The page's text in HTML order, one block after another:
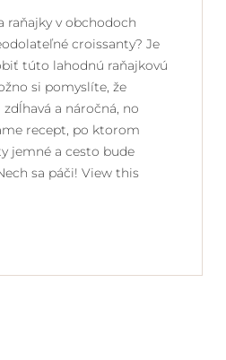
raňajky v obchodoch
croissanty? Je
túto lahodnú raňajkovú
si pomyslíte, že
a náročná, no
recept, po ktorom
jemné a cesto bude
sa páči! View this